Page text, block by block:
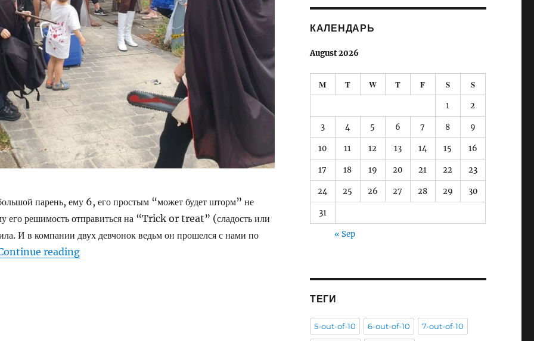
парень, ему 6, его простым “может будет шторм” не
его решимость отправиться на “Trick or treat” (сладость или
И в компании двух девчонок ведьм он прошелся с нами по
reading“Наш первый семейный поход за сладостями на Хэллоуин”
КАЛЕНДАРЬ
August 2026
M T W T F S S
1 2
3 4 5 6 7 8 9
10 11 12 13 14 15 16
17 18 19 20 21 22 23
24 25 26 27 28 29 30
31
« Sep
ТЕГИ
5-out-of-10 6-out-of-10 7-out-of-10